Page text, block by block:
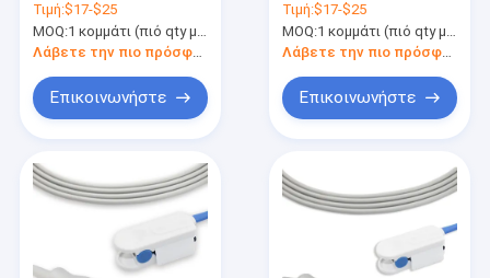
επαναχρησιμοποιήσιμος
τύπος άκρων
δακτύλου Aldult
Τιμή:$17-$25
MOQ:1 κομμάτι (πιό qty με την καλύτερη έκπτωση)
Λάβετε την πιο πρόσφατη τιμή
Επικοινωνήστε
μέτρηση αισθητήρων
Aldult SpO2
Τιμή:$17-$25
MOQ:1 κομμάτι (πιό qty με την καλύτερη έκπτωση)
Επικοινωνήστε